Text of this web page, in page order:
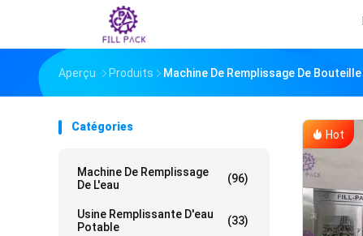
Aperçu Produits Machine De Remplissage De Bouteille
Catégories
Machine De Remplissage
De L'eau
(96)
Usine Remplissante D'eau
Potable
(33)
Hot